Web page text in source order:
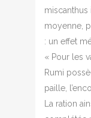
moyenne,
: un effet
« Pour les
Rumi
paille,
La ration